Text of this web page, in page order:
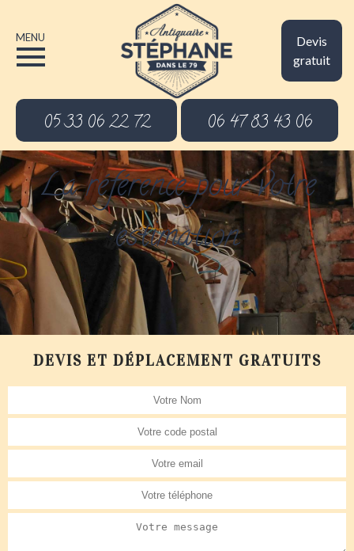
Devis
gratuit
MENU
05 33 06 22 72 06 47 83 43 06
La référence pour votre
estimation
DEVIS ET DÉPLACEMENT GRATUITS